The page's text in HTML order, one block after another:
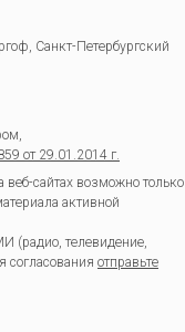
, Санкт-Петербургский
от 29.01.2014 г.
сайтах возможно только
активной
(радио, телевидение,
согласования отправьте